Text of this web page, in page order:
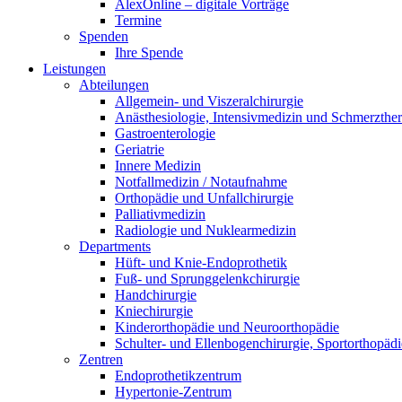
AlexOnline – digitale Vorträge
Termine
Spenden
Ihre Spende
Leistungen
Abteilungen
Allgemein- und Viszeralchirurgie
Anästhesiologie, Intensivmedizin und
Gastroenterologie
Geriatrie
Innere Medizin
Notfallmedizin / Notaufnahme
Orthopädie und Unfallchirurgie
Palliativmedizin
Radiologie und Nuklearmedizin
Departments
Hüft- und Knie-Endoprothetik
Fuß- und Sprunggelenkchirurgie
Handchirurgie
Kniechirurgie
Kinderorthopädie und Neuroorthopädie
Schulter- und Ellenbogenchirurgie,
Zentren
Endoprothetikzentrum
Hypertonie-Zentrum